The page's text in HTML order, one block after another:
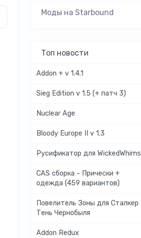
Моды на Starbound
Топ новости
Addon + v 1.4.1
Sieg Edition v 1.5 (+ патч 3)
Nuclear Age
Bloody Europe II v 1.3
Русификатор для WickedWhims
CAS сборка - Прически +
одежда (459 вариантов)
Повелитель Зоны для Сталкер
Тень Чернобыля
Addon Redux